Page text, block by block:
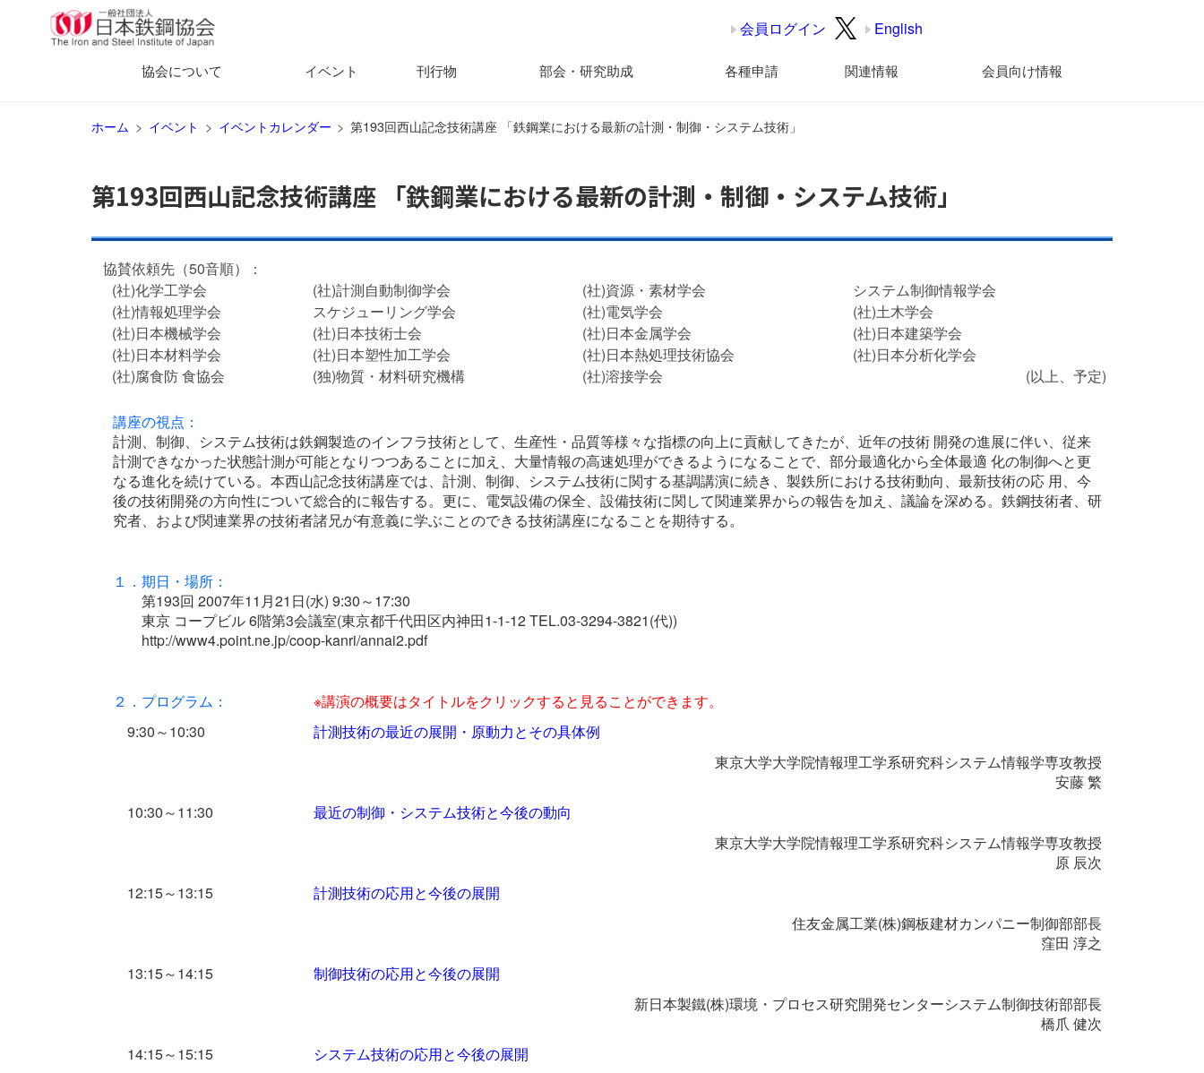
会員ログイン English
協会について イベント 刊行物 部会・研究助成 各種申請 関連情報 会員向け情報
ホーム イベント イベントカレンダー 第193回西山記念技術講座 「鉄鋼業における最新の計測・制御・システム技術」
第193回西山記念技術講座 「鉄鋼業における最新の計測・制御・システム技術」
協賛依頼先（50音順）：
(社)化学工学会
(社)計測自動制御学会 (社)資源・素材学会
システム制御情報学会
(社)情報処理学会
スケジューリング学会 (社)電気学会
(社)土木学会
(社)日本機械学会
(社)日本技術士会 (社)日本金属学会
(社)日本建築学会
(社)日本材料学会
(社)日本塑性加工学会 (社)日本熱処理技術協会
(社)日本分析化学会
(社)腐食防 食協会
(独)物質・材料研究機構 (社)溶接学会 (以上、予定)
講座の視点：
計測、制御、システム技術は鉄鋼製造のインフラ技術として、生産性・品質等様々な指標の向上に貢献してきたが、近年の技術 開発の進展に伴い、従来
計測できなかった状態計測が可能となりつつあることに加え、大量情報の高速処理ができるようになることで、部分最適化から全体最適 化の制御へと更
なる進化を続けている。本西山記念技術講座では、計測、制御、システム技術に関する基調講演に続き、製鉄所における技術動向、最新技術の応 用、今
後の技術開発の方向性について総合的に報告する。更に、電気設備の保全、設備技術に関して関連業界からの報告を加え、議論を深める。鉄鋼技術者、研
究者、および関連業界の技術者諸兄が有意義に学ぶことのできる技術講座になることを期待する。
１．期日・場所：
第193回 2007年11月21日(水) 9:30～17:30
東京 コープビル 6階第3会議室(東京都千代田区内神田1-1-12 TEL.03-3294-3821(代))
http://www4.point.ne.jp/coop-kanri/annai2.pdf
２．プログラム： ※講演の概要はタイトルをクリックすると見ることができます。
9:30～10:30
計測技術の最近の展開・原動力とその具体例
東京大学大学院情報理工学系研究科システム情報学専攻教授
安藤 繁
10:30～11:30
最近の制御・システム技術と今後の動向
東京大学大学院情報理工学系研究科システム情報学専攻教授
原 辰次
12:15～13:15
計測技術の応用と今後の展開
住友金属工業(株)鋼板建材カンパニー制御部部長
窪田 淳之
13:15～14:15
制御技術の応用と今後の展開
新日本製鐵(株)環境・プロセス研究開発センターシステム制御技術部部長
橋爪 健次
14:15～15:15
システム技術の応用と今後の展開